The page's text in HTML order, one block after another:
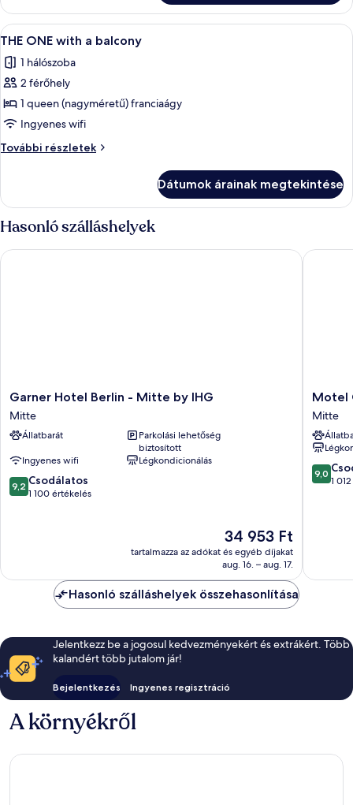
további
részletei
A
következő
szoba
összes
képének
megtekintése:
THE
ONE
a
balcony
Egy szállodai szoba, melynek ágya
8
THE ONE with a balcony
1 hálószoba
2 férőhely
1 queen (nagyméretű) franciaágy
Ingyenes wifi
További részletek
THE
balcony
további
részletei
Dátumok árainak megtekintése
Hasonló szálláshelyek
Garner
Hotel
Berlin
-
by
IHG
Mitte
Garner Hotel Berlin - Mitte by IHG
Mitte
Állatbarát
Parkolási lehetőség
biztosított
Ingyenes wifi
Légkondicionálás
9.2
ennyiből:
9,2 Csodálatos
1 100 értékelés
Az
ár
34 953 Ft
34 953 Ft
tartalmazza az adókat és egyéb díjakat
aug. 16. – aug. 17.
Garner Hotel Berlin - Mitte by IHG
Motel
One
Berlin-
Mitte
Motel
Mitte
9.0
9,0
1
Motel
Hasonló szálláshelyek összehasonlítása
Jelentkezz be a jogosul kedvezményekért és extrákért. Több
kalandért több jutalom jár!
Bejelentkezés Ingyenes regisztráció
A környékről